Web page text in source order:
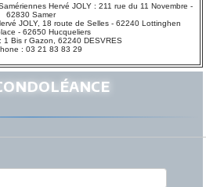
Hervé JOLY : 211 rue du 11 Novembre -
62830 Samer
JOLY, 18 route de Selles - 62240 Lottinghen
- 62650 Hucqueliers
1 Bis r Gazon, 62240 DESVRES
: 03 21 83 83 29